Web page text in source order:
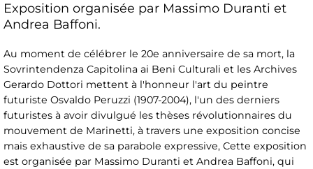
Exposition organisée par Massimo Duranti et
Andrea Baffoni.
Au moment de célébrer le 20e anniversaire de sa mort, la
Sovrintendenza Capitolina ai Beni Culturali et les Archives
Gerardo Dottori mettent à l'honneur l'art du peintre
futuriste Osvaldo Peruzzi (1907-2004), l'un des derniers
futuristes à avoir divulgué les thèses révolutionnaires du
mouvement de Marinetti, à travers une exposition concise
mais exhaustive de sa parabole expressive, Cette exposition
est organisée par Massimo Duranti et Andrea Baffoni, qui